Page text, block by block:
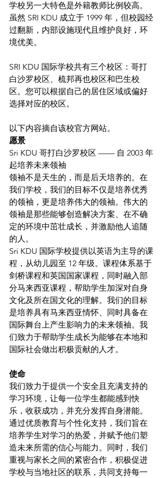
学校另一大特色是外籍教师比例较高。
虽然 SRI KDU 成立于 1999 年，但校园经
过翻新，内部设施现代且维护良好，环
境优美。
SRI KDU 国际学校共有三个校区：哥打
白沙罗校区、梳邦再也校区和巴生校
区。您可以根据自己的居住区域或偏好
选择对应的校区。
以下内容摘自该校官方网站。
愿景
Sri KDU 哥打白沙罗校区 —— 自 2003 年
起培养未来领袖
领袖不是天生的，而是后天培养的。在
我们学校，我们的目标不仅是培养优秀
的领袖，更是培养伟大的领袖。伟大的
领袖是那些能够创造解决方案、在不确
定的环境中茁壮成长，并激励他人追随
的人。
Sri KDU 国际学校提供以英语为主导的课
程，从幼儿园至 12 年级。课程体系基于
剑桥课程和英国国家课程，同时融入部
分马来西亚课程，帮助学生加深对自身
文化及所在国文化的理解。我们的目标
是培养具有马来西亚情怀、同时具备在
国际舞台上产生影响力的未来领袖。我
们致力于帮助学生成长为能够在本地和
国际社会做出积极贡献的人才。
使命
我们致力于提供一个安全且充满支持的
学习环境，让每一位学生都能感到快
乐，收获成功，并充分发挥自身潜能。
通过优质教育与个性化支持，我们旨在
培养学生对学习的热爱，并赋予他们塑
造未来所需的信心与能力。同时，我们
重视与家长之间的紧密合作，积极促进
学校与当地社区的联系，共同支持每一